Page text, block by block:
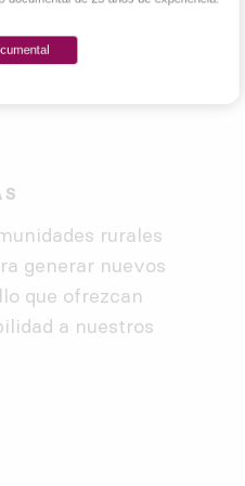
rurales
generar nuevos
que ofrezcan
a nuestros